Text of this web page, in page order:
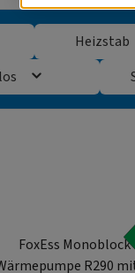
Heizstab